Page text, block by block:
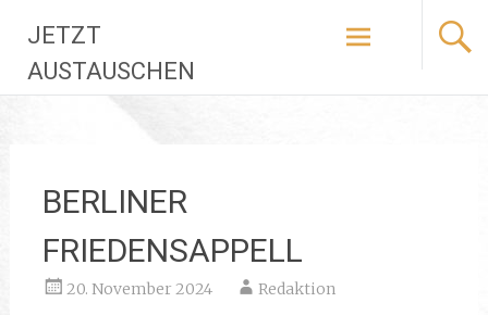
Inhalt
springen
JETZT
AUSTAUSCHEN
BERLINER
FRIEDENSAPPELL
20. November 2024 Redaktion